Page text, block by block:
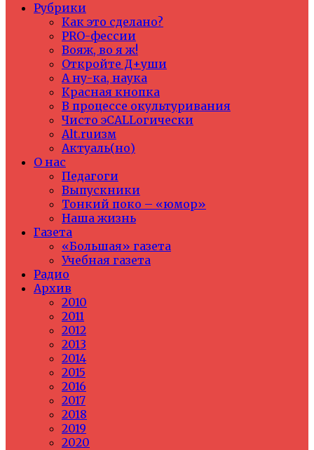
Рубрики
Как это сделано?
PRO-фессии
Вояж, во я ж!
Откройте Д+уши
А ну-ка, наука
Красная кнопка
В процессе окультуривания
Чисто эCALLогически
Alt.ruизм
Актуаль(но)
О нас
Педагоги
Выпускники
Тонкий поко – «юмор»
Наша жизнь
Газета
«Большая» газета
Учебная газета
Радио
Архив
2010
2011
2012
2013
2014
2015
2016
2017
2018
2019
2020